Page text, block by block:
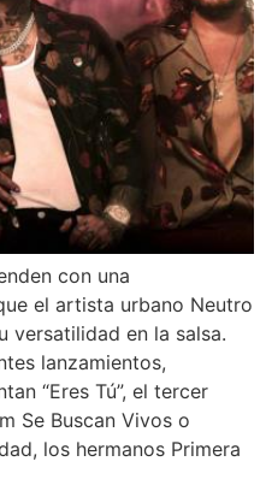
con una
el artista urbano Neutro
versatilidad en la salsa.
lanzamientos,
“Eres Tú”, el tercer
Se Buscan Vivos o
los hermanos Primera